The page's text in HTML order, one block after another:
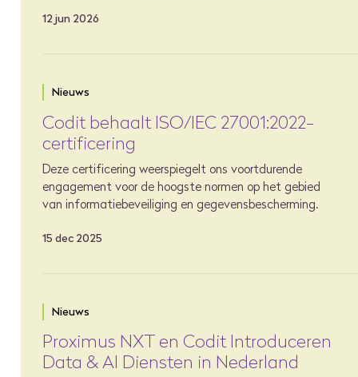
12 jun 2026
Nieuws
Codit behaalt ISO/IEC 27001:2022-
certificering
Deze certificering weerspiegelt ons voortdurende
engagement voor de hoogste normen op het gebied
van informatiebeveiliging en gegevensbescherming.
15 dec 2025
Nieuws
Proximus NXT en Codit Introduceren
Data & AI Diensten in Nederland